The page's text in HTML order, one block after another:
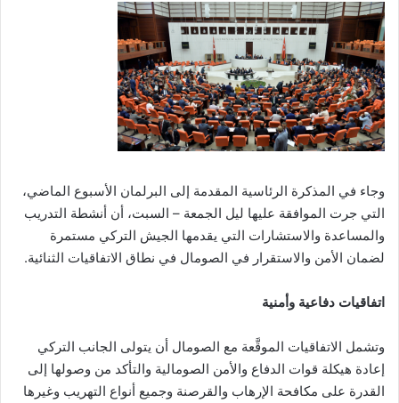
وجاء في المذكرة الرئاسية المقدمة إلى البرلمان الأسبوع الماضي،
التي جرت الموافقة عليها ليل الجمعة – السبت، أن أنشطة التدريب
والمساعدة والاستشارات التي يقدمها الجيش التركي مستمرة
لضمان الأمن والاستقرار في الصومال في نطاق الاتفاقيات الثنائية.
اتفاقيات دفاعية وأمنية
وتشمل الاتفاقيات الموقَّعة مع الصومال أن يتولى الجانب التركي
إعادة هيكلة قوات الدفاع والأمن الصومالية والتأكد من وصولها إلى
القدرة على مكافحة الإرهاب والقرصنة وجميع أنواع التهريب وغيرها